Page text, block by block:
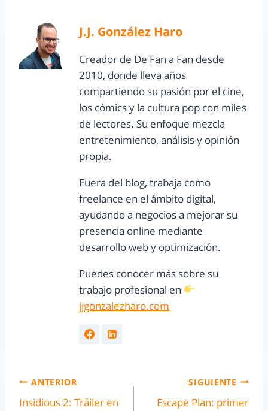
J.J. González Haro
Creador de De Fan a Fan desde
2010, donde lleva años
compartiendo su pasión por el cine,
los cómics y la cultura pop con miles
de lectores. Su enfoque mezcla
entretenimiento, análisis y opinión
propia.
Fuera del blog, trabaja como
freelance en el ámbito digital,
ayudando a negocios a mejorar su
presencia online mediante
desarrollo web y optimización.
Puedes conocer más sobre su
trabajo profesional en
jjgonzalezharo.com
ANTERIOR
Insidious 2: Tráiler en
SIGUIENTE
Escape Plan: primer